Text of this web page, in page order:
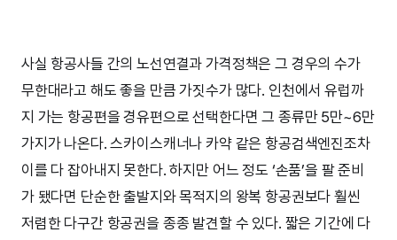
사실 항공사들 간의 노선연결과 가격정책은 그 경우의 수가
무한대라고 해도 좋을 만큼 가짓수가 많다. 인천에서 유럽까
지 가는 항공편을 경유편으로 선택한다면 그 종류만 5만~6만
가지가 나온다. 스카이스캐너나 카약 같은 항공검색엔진조차
이를 다 잡아내지 못한다. 하지만 어느 정도 ‘손품’을 팔 준비
가 됐다면 단순한 출발지와 목적지의 왕복 항공권보다 훨씬
저렴한 다구간 항공권을 종종 발견할 수 있다. 짧은 기간에 다